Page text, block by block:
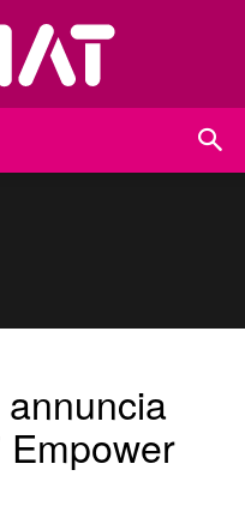
Empower